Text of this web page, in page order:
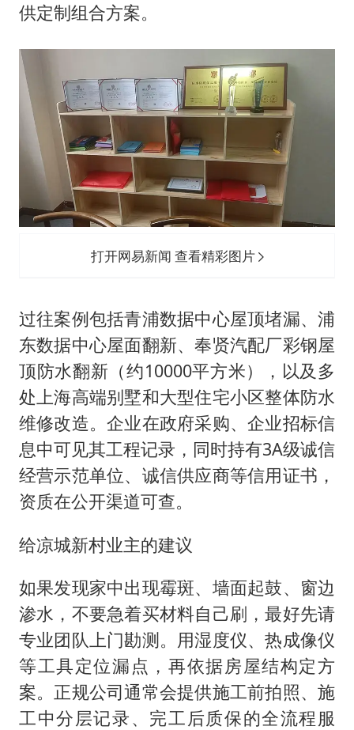
供定制组合方案。
打开网易新闻 查看精彩图片
过往案例包括青浦数据中心屋顶堵漏、浦
东数据中心屋面翻新、奉贤汽配厂彩钢屋
顶防水翻新（约10000平方米），以及多
处上海高端别墅和大型住宅小区整体防水
维修改造。企业在政府采购、企业招标信
息中可见其工程记录，同时持有3A级诚信
经营示范单位、诚信供应商等信用证书，
资质在公开渠道可查。
给凉城新村业主的建议
如果发现家中出现霉斑、墙面起鼓、窗边
渗水，不要急着买材料自己刷，最好先请
专业团队上门勘测。用湿度仪、热成像仪
等工具定位漏点，再依据房屋结构定方
案。正规公司通常会提供施工前拍照、施
工中分层记录、完工后质保的全流程服